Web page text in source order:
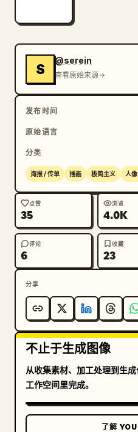
S
@serein
查看原始来源
发布时间
原始语言
分类
海报 / 传单 插画 极简主义 人
点赞
35
浏览
4.0K
评论
6
收藏
23
分享
不止于生成图像
从收集素材、加工处理到生
工作空间里完成。
了解